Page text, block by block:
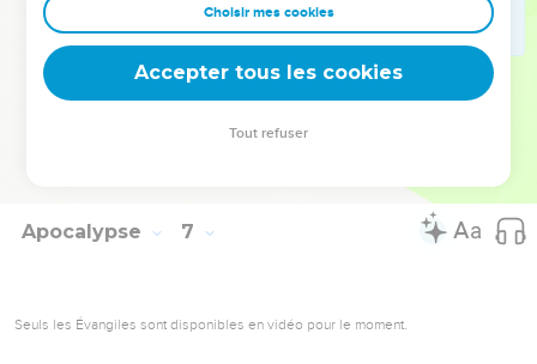
trône, loin de la colère de l’Agneau.
Car le grand jour de leur colère est arrivé, et qui peut
subsister ?
La Bible Du Semeur Copyright © 1992, 1999 by Biblica, Inc.® Used by permission.
Apocalypse 7
Seuls les Évangiles sont disponibles en vidéo pour le moment.
Choisir mes cookies
Accepter tous les cookies
Tout refuser